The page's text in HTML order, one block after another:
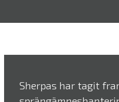
Sherpas har tagit